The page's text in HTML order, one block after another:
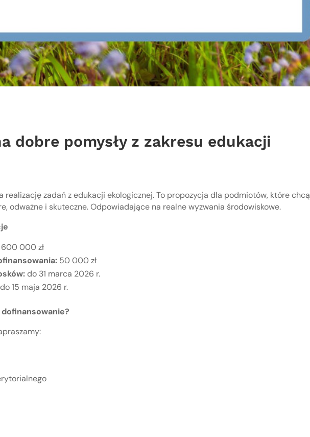
dobre pomysły z zakresu edukacji
realizację zadań z edukacji ekologicznej. To propozycja dla podmiotów, które chcą
odważne i skuteczne. Odpowiadające na realne wyzwania środowiskowe.
600 000 zł
50 000 zł
do 31 marca 2026 r.
do 15 maja 2026 r.